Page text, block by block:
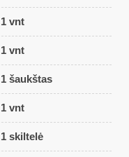
1 vnt
1 vnt
1 šaukštas
1 vnt
1 skiltelė